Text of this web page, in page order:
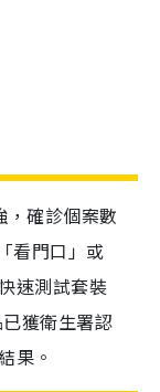
確診個案數
看門口」或
速測試套裝
獲衛生署認
果。